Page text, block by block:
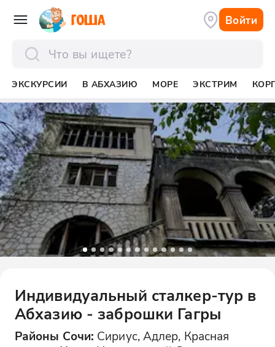
Войти
ЭКСКУРСИИ В АБХАЗИЮ МОРЕ ЭКСТРИМ
Индивидуальный сталкер-тур в
Абхазию - заброшки Гагры
Районы Сочи: Сириус, Адлер, Красная